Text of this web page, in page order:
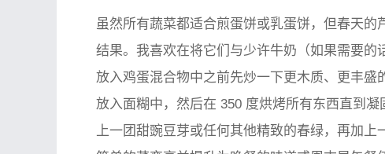
虽然所有蔬菜都适合煎蛋饼或乳蛋饼，但春天
结果。我喜欢在将它们与少许牛奶（如果需要
放入鸡蛋混合物中之前先炒一下更木质、更丰
放入面糊中，然后在 350 度烘烤所有东西直到
上一团甜豌豆芽或任何其他精致的春绿，再加